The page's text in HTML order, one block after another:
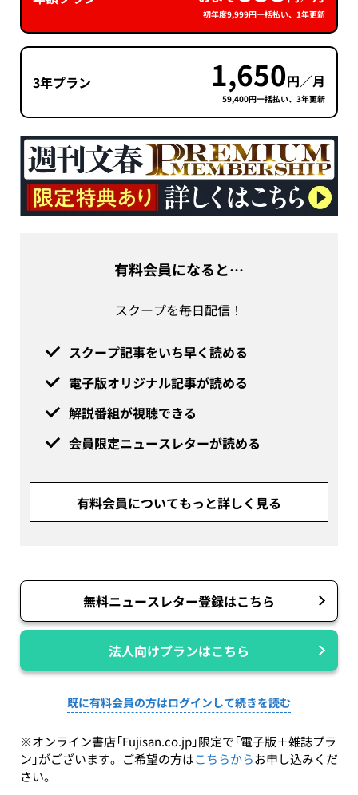
初年度9,999円一括払い、1年更新
3年プラン 1,650円／月
59,400円一括払い、3年更新
有料会員になると…
スクープを毎日配信！
スクープ記事をいち早く読める
電子版オリジナル記事が読める
解説番組が視聴できる
会員限定ニュースレターが読める
有料会員についてもっと詳しく見る
無料ニュースレター登録はこちら
法人向けプランはこちら
既に有料会員の方はログインして続きを読む
※オンライン書店「Fujisan.co.jp」限定で「電子版＋雑誌プラ
ン」がございます。ご希望の方はこちらからお申し込みくだ
さい。